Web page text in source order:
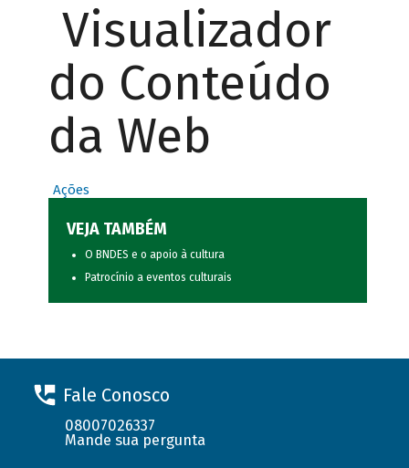
Visualizador
do Conteúdo
da Web
Ações
VEJA TAMBÉM
O BNDES e o apoio à cultura
Patrocínio a eventos culturais
Fale Conosco
08007026337
Mande sua pergunta